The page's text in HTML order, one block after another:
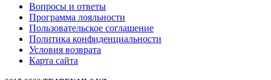
Вопросы и ответы
Программа лояльности
Пользовательское соглашение
Политика конфиденциальности
Условия возврата
Карта сайта